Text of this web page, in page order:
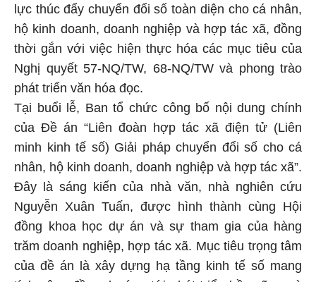
lực thúc đẩy chuyển đổi số toàn diện cho cá nhân,
hộ kinh doanh, doanh nghiệp và hợp tác xã, đồng
thời gắn với việc hiện thực hóa các mục tiêu của
Nghị quyết 57-NQ/TW, 68-NQ/TW và phong trào
phát triển văn hóa đọc.
Tại buổi lễ, Ban tổ chức công bố nội dung chính
của Đề án “Liên đoàn hợp tác xã điện tử (Liên
minh kinh tế số) Giải pháp chuyển đổi số cho cá
nhân, hộ kinh doanh, doanh nghiệp và hợp tác xã”.
Đây là sáng kiến của nhà văn, nhà nghiên cứu
Nguyễn Xuân Tuấn, được hình thành cùng Hội
đồng khoa học dự án và sự tham gia của hàng
trăm doanh nghiệp, hợp tác xã. Mục tiêu trọng tâm
của đề án là xây dựng hạ tầng kinh tế số mang